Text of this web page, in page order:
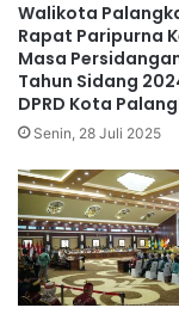
Walikota
Rapat Paripurna
Masa
Tahun Sidang
DPRD Kota
Senin, 28 Juli 2025